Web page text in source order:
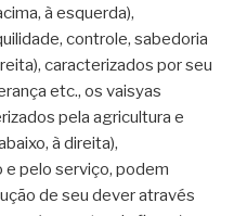
à esquerda),
controle, sabedoria
caracterizados por seu
etc., os vaisyas
pela agricultura e
à direita),
pelo serviço, podem
de seu dever através